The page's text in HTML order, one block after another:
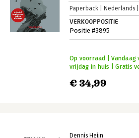
Paperback Nederlands
VERKOOPPOSITIE
Positie #3895
€ 34,99
Op voorraad | Vandaag
vrijdag in huis | Gratis
Dennis Heijn